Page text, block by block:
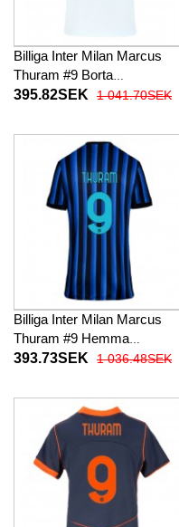
Billiga Inter Milan Marcus
Thuram #9 Borta
fotbollskläder 2025-26
395.82SEK 1 041.70SEK
Billiga Inter Milan Marcus
Thuram #9 Hemma
fotbollskläder Dam 2025-26
393.73SEK 1 036.48SEK